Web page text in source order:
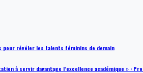
pour révéler les talents féminins de demain
à servir davantage l’excellence académique » :